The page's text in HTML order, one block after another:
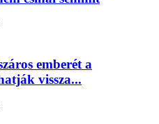
emberét a
vissza...